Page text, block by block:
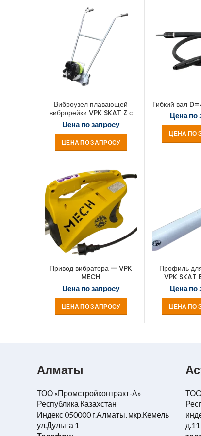
Виброузел плавающей
виброрейки VPK SKAT Z с
рукоятью
Цена по запросу
ЦЕНА ПО ЗАПРОСУ
Гибкий вал
Цена по
ЦЕНА ПО
Привод вибратора — VPK
MECH
Цена по запросу
ЦЕНА ПО ЗАПРОСУ
Профиль
VPK SKAT
Цена по
ЦЕНА ПО
Алматы
ТОО «Промстройконтракт-А»
Республика Казахстан
Индекс 050000 г.Алматы, мкр.Кемель
ул.Дулыга 1
ТОО